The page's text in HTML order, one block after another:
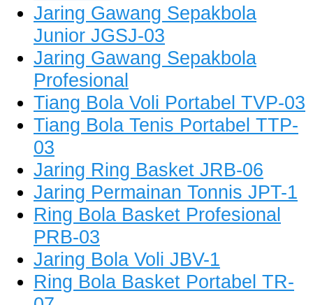
Jaring Gawang Sepakbola
Junior JGSJ-03
Jaring Gawang Sepakbola
Profesional
Tiang Bola Voli Portabel TVP-03
Tiang Bola Tenis Portabel TTP-
03
Jaring Ring Basket JRB-06
Jaring Permainan Tonnis JPT-1
Ring Bola Basket Profesional
PRB-03
Jaring Bola Voli JBV-1
Ring Bola Basket Portabel TR-